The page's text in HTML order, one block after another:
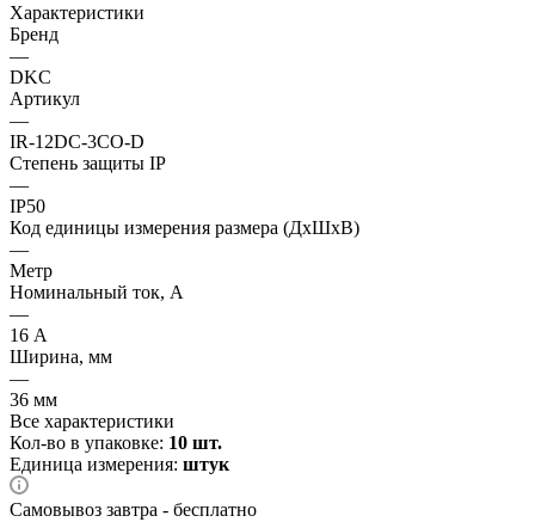
Характеристики
Бренд
—
DKC
Артикул
—
IR-12DC-3CO-D
Степень защиты IP
—
IP50
Код единицы измерения размера (ДхШхВ)
—
Метр
Номинальный ток, А
—
16 А
Ширина, мм
—
36 мм
Все характеристики
Кол-во в упаковке: 10 шт.
Единица измерения: штук
Самовывоз завтра - бесплатно